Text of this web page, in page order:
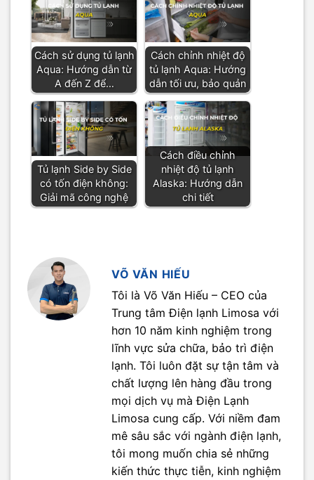
Cách sử dụng tủ lạnh
Aqua: Hướng dẫn từ
A đến Z để…
Cách chỉnh nhiệt độ
tủ lạnh Aqua: Hướng
dẫn tối ưu, bảo quản
Tủ lạnh Side by Side
có tốn điện không:
Giải mã công nghệ
Cách điều chỉnh
nhiệt độ tủ lạnh
Alaska: Hướng dẫn
chi tiết
VÕ VĂN HIẾU
Tôi là Võ Văn Hiếu – CEO của
Trung tâm Điện lạnh Limosa với
hơn 10 năm kinh nghiệm trong
lĩnh vực sửa chữa, bảo trì điện
lạnh. Tôi luôn đặt sự tận tâm và
chất lượng lên hàng đầu trong
mọi dịch vụ mà Điện Lạnh
Limosa cung cấp. Với niềm đam
mê sâu sắc với ngành điện lạnh,
tôi mong muốn chia sẻ những
kiến thức thực tiễn, kinh nghiệm